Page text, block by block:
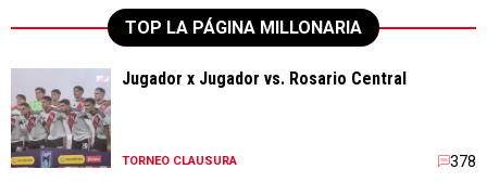
TOP LA PÁGINA MILLONARIA
Jugador x Jugador vs. Rosario Central
TORNEO CLAUSURA 378